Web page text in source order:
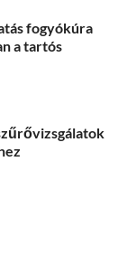
fogyókúra
a tartós